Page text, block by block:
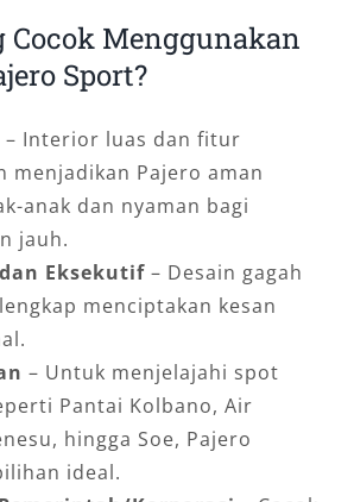
Cocok Menggunakan
Sport?
– Interior luas dan fitur
menjadikan Pajero aman
anak dan nyaman bagi
jauh.
Eksekutif– Desain gagah
menciptakan kesan
– Untuk menjelajahi spot
Pantai Kolbano, Air
hingga Soe, Pajero
ideal.